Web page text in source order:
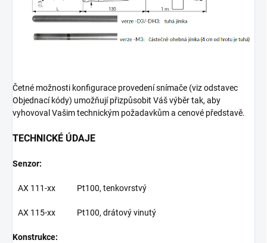
Četné možnosti konfigurace provedení snímače (viz odstavec
Objednací kódy) umožňují přizpůsobit Váš výběr tak, aby
vyhovoval Vašim technickým požadavkům a cenové představě.
TECHNICKÉ ÚDAJE
Senzor:
AX 111-xx Pt100, tenkovrstvý
AX 115-xx Pt100, drátový vinutý
Konstrukce: